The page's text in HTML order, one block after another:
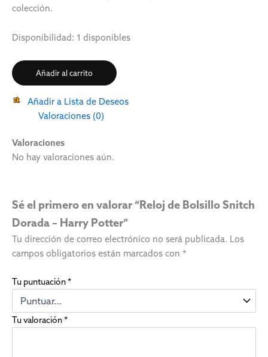
colección.
Disponibilidad: 1 disponibles
Añadir al carrito
Añadir a Lista de Deseos
Valoraciones (0)
Valoraciones
No hay valoraciones aún.
Sé el primero en valorar “Reloj de Bolsillo Snitch
Dorada – Harry Potter”
Tu dirección de correo electrónico no será publicada. Los
campos obligatorios están marcados con *
Tu puntuación*
Tu valoración*